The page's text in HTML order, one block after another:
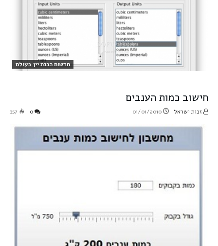
חדשות הכנת יין בעולם
חישוב כמות הענבים
זכות ישראל 01/01/2010
357